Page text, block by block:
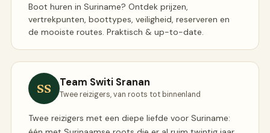
Boot huren in Suriname? Ontdek prijzen,
vertrekpunten, boottypes, veiligheid, reserveren en
de mooiste routes. Praktisch & up-to-date.
SS Team Switi Sranan
Twee reizigers, van roots tot binnenland
Twee reizigers met een diepe liefde voor Suriname: